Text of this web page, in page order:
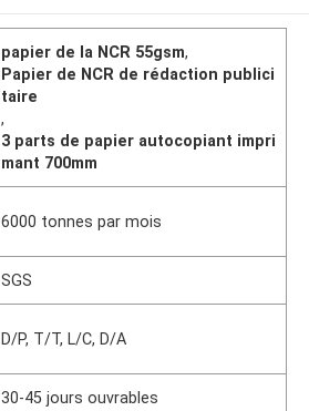
papier de la NCR 55gsm,
Papier de NCR de rédaction publici
taire
,
3 parts de papier autocopiant impri
mant 700mm
6000 tonnes par mois
SGS
D/P, T/T, L/C, D/A
30-45 jours ouvrables